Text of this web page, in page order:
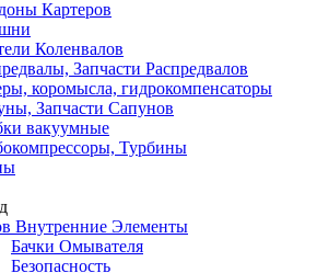
Картеров
Коленвалов
Запчасти Распредвалов
коромысла, гидрокомпенсаторы
Запчасти Сапунов
вакуумные
Турбины
Внутренние Элементы
Бачки Омывателя
Безопасность